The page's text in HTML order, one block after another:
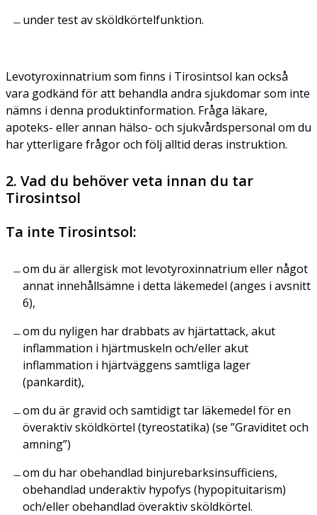
under test av sköldkörtelfunktion.
Levotyroxinnatrium som finns i Tirosintsol kan också
vara godkänd för att behandla andra sjukdomar som inte
nämns i denna produktinformation. Fråga läkare,
apoteks- eller annan hälso- och sjukvårdspersonal om du
har ytterligare frågor och följ alltid deras instruktion.
2. Vad du behöver veta innan du tar
Tirosintsol
Ta inte Tirosintsol:
om du är allergisk mot levotyroxinnatrium eller något
annat innehållsämne i detta läkemedel (anges i avsnitt
6),
om du nyligen har drabbats av hjärtattack, akut
inflammation i hjärtmuskeln och/eller akut
inflammation i hjärtväggens samtliga lager
(pankardit),
om du är gravid och samtidigt tar läkemedel för en
överaktiv sköldkörtel (tyreostatika) (se ”Graviditet och
amning”)
om du har obehandlad binjurebarksinsufficiens,
obehandlad underaktiv hypofys (hypopituitarism)
och/eller obehandlad överaktiv sköldkörtel.